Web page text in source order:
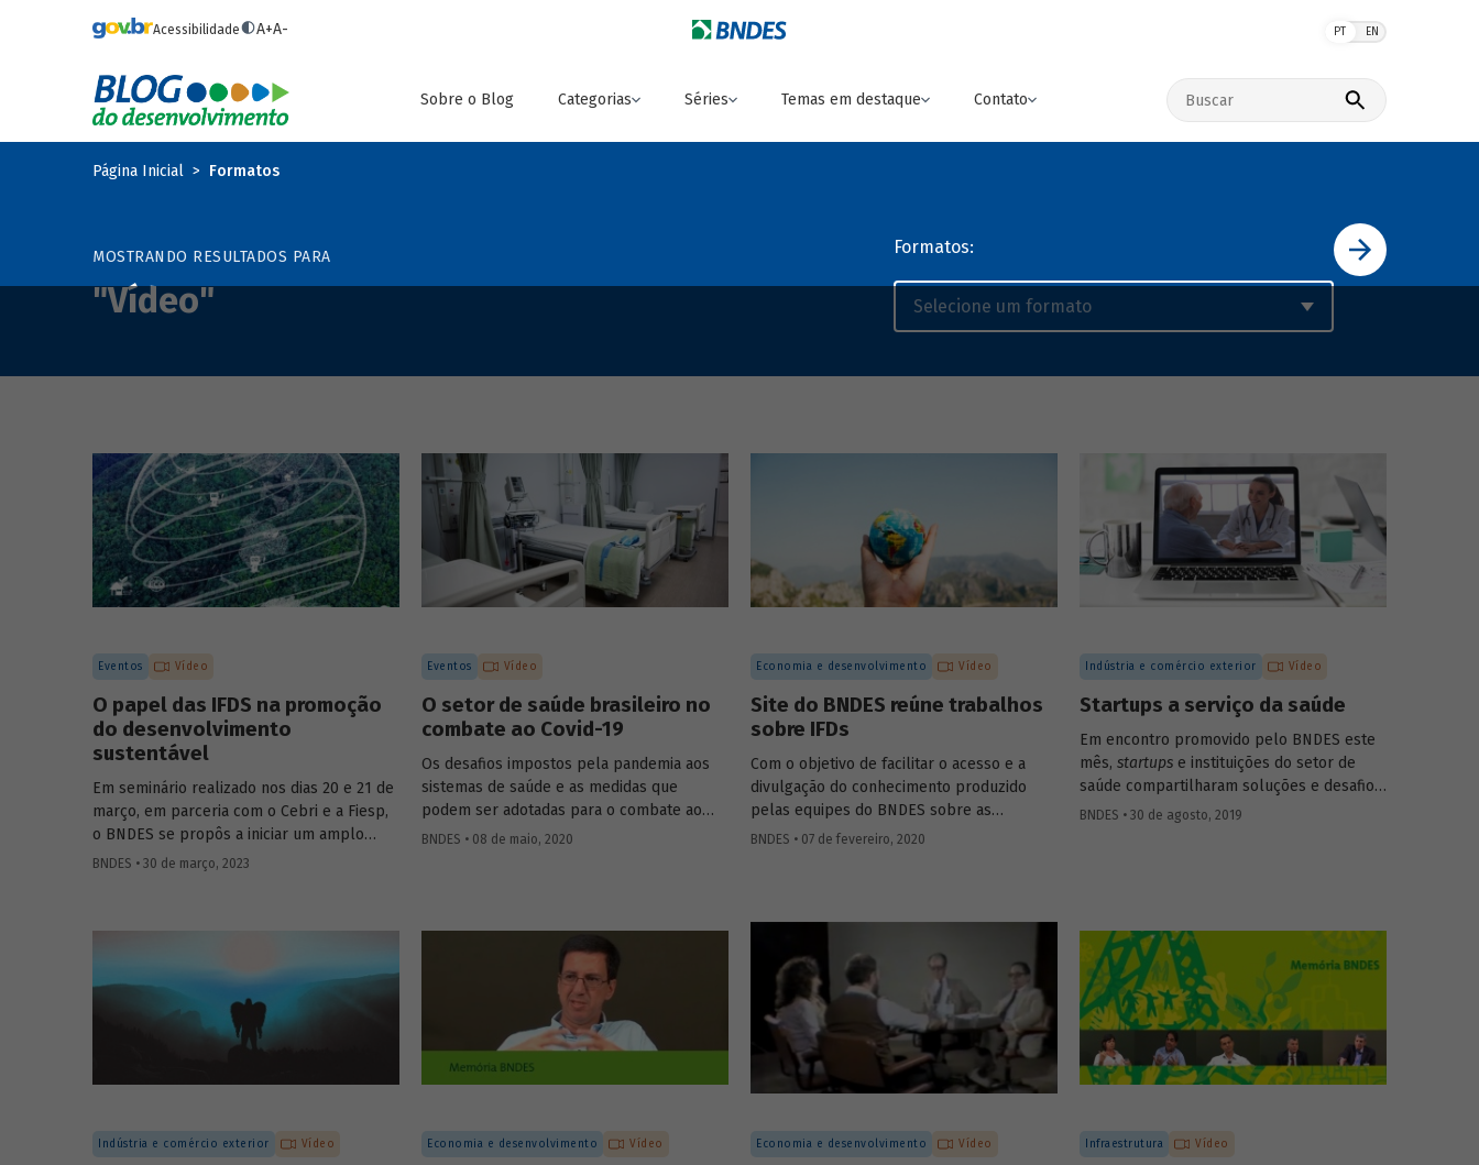
Acessibilidade A+A- PT EN
Sobre o Blog Categorias Séries Temas em destaque Contato
Buscar no site
Página Inicial Formatos
MOSTRANDO RESULTADOS PARA
"Vídeo"
Formatos:
Eventos Vídeo
O papel das IFDS na promoção
do desenvolvimento
sustentável
Em seminário realizado nos dias 20 e 21 de
março, em parceria com o Cebri e a Fiesp,
o BNDES se propôs a iniciar um amplo
debate sobre algumas das principais
representantes de governo e da área
abordados foi como o Estado e as
instituições financeiras de desenvolvimento
(IFD) podem atuar para promover uma
retomada do crescimento em bases
BNDES • 30 de março, 2023
Eventos Vídeo
O setor de saúde brasileiro no
combate ao Covid-19
Os desafios impostos pela pandemia aos
sistemas de saúde e as medidas que
podem ser adotadas para o combate ao
coronavírus no Brasil foram debatidos por
participações do coordenador de ações de
prospecção da Fiocruz, Carlos Gadelha, do
diretor-adjunto da Organização Pan-
Americana de Saúde (Opas), Jarbas
Barbosa, e com o presidente do Fórum
Inovação Saúde, Josier Vilar.
BNDES • 08 de maio, 2020
Economia e desenvolvimento Vídeo
Site do BNDES reúne trabalhos
sobre IFDs
Com o objetivo de facilitar o acesso e a
divulgação do conhecimento produzido
pelas equipes do BNDES sobre as
instituições financeiras de desenvolvimento
BNDES • 07 de fevereiro, 2020
Indústria e comércio exterior Vídeo
Startups a serviço da saúde
Em encontro promovido pelo BNDES este
mês, startups e instituições do setor de
saúde compartilharam soluções e desafios.
O evento contou com a presença de mais
discutidas e vídeo com alguns
depoimentos do evento.
BNDES • 30 de agosto, 2019
Indústria e comércio exterior Vídeo Economia e desenvolvimento Vídeo Economia e desenvolvimento Vídeo Infraestrutura Vídeo